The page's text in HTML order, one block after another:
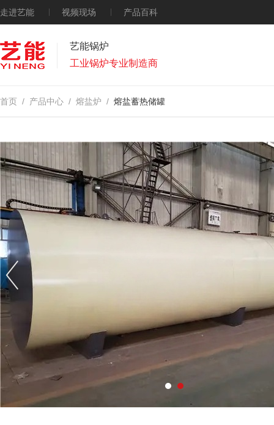
走进艺能 视频现场 产品百科
艺能锅炉
工业锅炉专业制造商
首页 / 产品中心 / 熔盐炉 / 熔盐蓄热储罐